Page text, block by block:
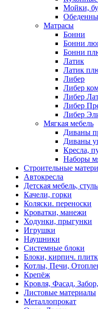
Мойки,
Матрасы
Бонни
Бонни
Бонни
Латик
Латик
Либер
Либер
Либер
Либер
Либер
Мягкая мебель
Диваны
Диваны
Кресла,
Наборы
Строительные
Автокресла
Детская мебель,
Качели, горки
Коляски. переноски
Кроватки, манежи
Ходунки, прыгунки
Игрушки
Наушники
Системные блоки
Блоки, кирпич.
Котлы, Печи,
Крепёж
Кровля, Фасад,
Листовые материалы
Металлопрокат